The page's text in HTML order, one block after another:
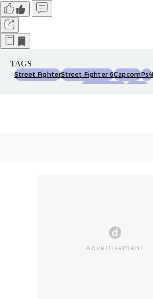
TAGS
Street FighterStreet Fighter 6CapcomPs4